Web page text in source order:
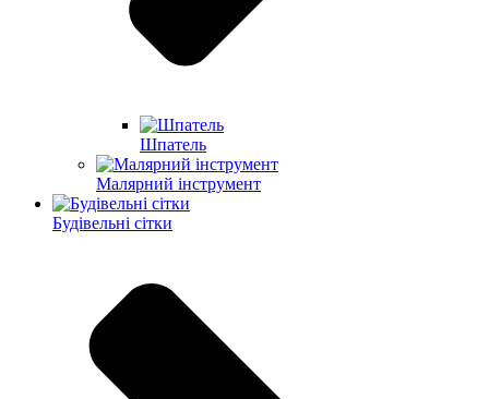
Шпатель
Малярний інструмент
Будівельні сітки